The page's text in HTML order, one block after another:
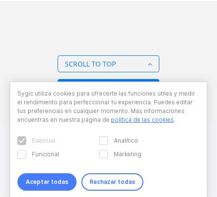
SCROLL TO TOP
Copyright © 2026 Sygic. All right reserved. Developed by
Sygic utiliza cookies para ofrecerte las funciones útiles y medir
el rendimiento para perfeccionar tu experiencia. Puedes editar
tus preferencias en cualquier momento. Más informaciones
encuentras en nuestra página de política de las cookies.
Esencial
Analítico
Funcional
Márketing
Aceptar todas Rechazar todas